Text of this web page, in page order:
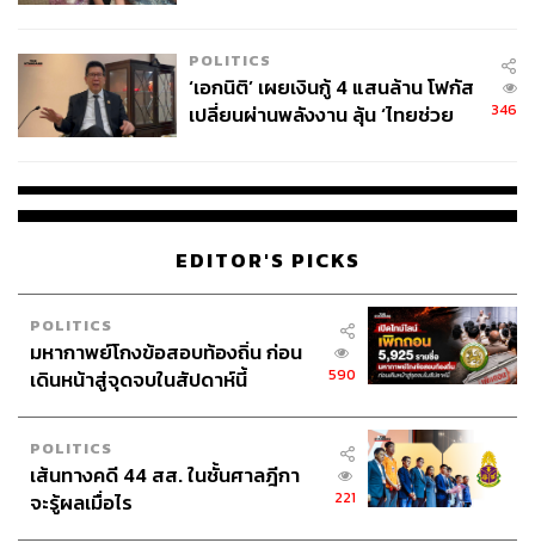
POLITICS
‘เอกนิติ’ เผยเงินกู้ 4 แสนล้าน โฟกัส
เปลี่ยนผ่านพลังงาน ลุ้น ‘ไทยช่วย
346
EDITOR'S PICKS
POLITICS
มหากาพย์โกงข้อสอบท้องถิ่น ก่อน
เดินหน้าสู่จุดจบในสัปดาห์นี้
590
POLITICS
เส้นทางคดี 44 สส. ในชั้นศาลฎีกา
จะรู้ผลเมื่อไร
221